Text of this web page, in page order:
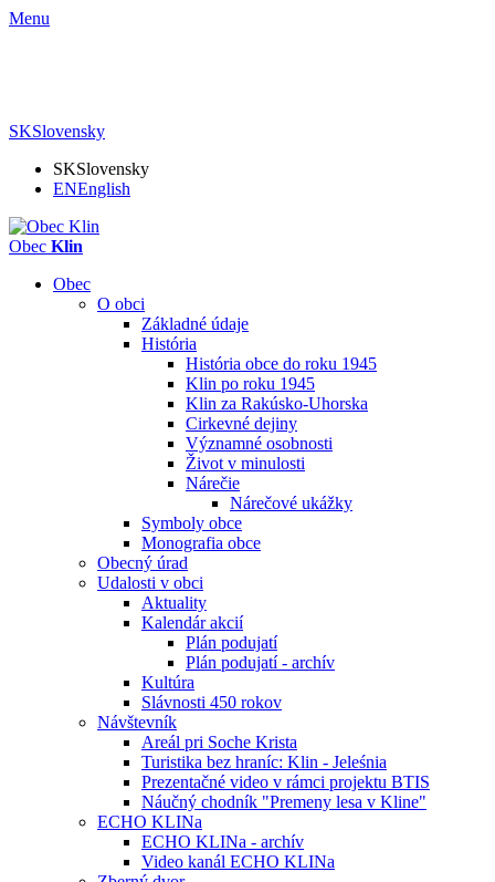
Menu
SKSlovensky
SKSlovensky
ENEnglish
Obec Klin
Obec
O obci
Základné údaje
História
História obce do roku 1945
Klin po roku 1945
Klin za Rakúsko-Uhorska
Cirkevné dejiny
Významné osobnosti
Život v minulosti
Nárečie
Nárečové ukážky
Symboly obce
Monografia obce
Obecný úrad
Udalosti v obci
Aktuality
Kalendár akcií
Plán podujatí
Plán podujatí - archív
Kultúra
Slávnosti 450 rokov
Návštevník
Areál pri Soche Krista
Turistika bez hraníc: Klin - Jeleśnia
Prezentačné video v rámci projektu BTIS
Náučný chodník "Premeny lesa v Kline"
ECHO KLINa
ECHO KLINa - archív
Video kanál ECHO KLINa